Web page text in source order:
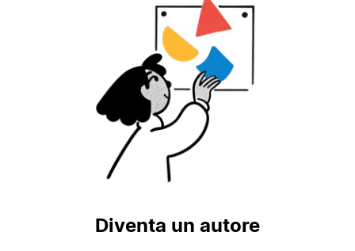
Diventa un autore